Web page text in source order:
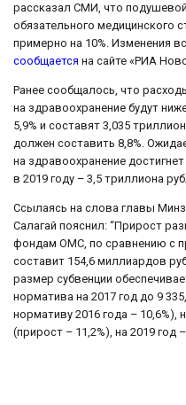
рассказал СМИ, что
обязательного медицинского
примерно на 10%. Изменения
сообщается на сайте «РИА
Ранее сообщалось, что
на здравоохранение будут
5,9% и составят 3,035
должен составить 8,8%.
на здравоохранение
в 2019 году – 3,5 триллиона
Ссылаясь на слова главы
Салагай пояснил: “Прирост
фондам ОМС, по сравнению с
составит 154,6 миллиардов
размер субвенции
норматива на 2017 год до 9
нормативу 2016 года – 10,6%),
(прирост – 11,2%), на 2019 год